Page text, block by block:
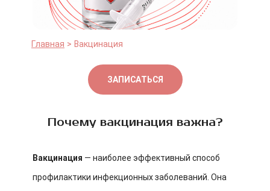
Главная Вакцинация
ЗАПИСАТЬСЯ
Почему вакцинация важна?
Вакцинация — наиболее эффективный способ
профилактики инфекционных заболеваний. Она